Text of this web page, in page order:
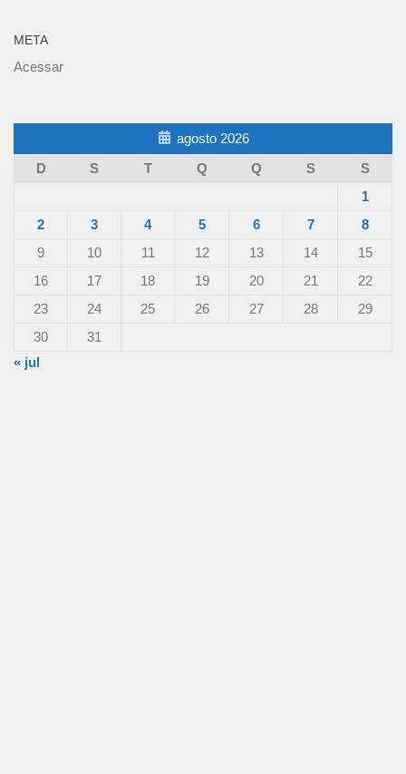
META
Acessar
agosto 2026
D
S T Q Q S
S
1
2
3 4 5 6 7
8
9
10 11 12 13 14
15
16
17 18 19 20 21
22
23
24 25 26 27 28
29
30
31
« jul